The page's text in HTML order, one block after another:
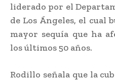
liderado por el
de Los Ángeles, el cual
mayor sequía que ha
los últimos 50 años.
Rodillo señala que la